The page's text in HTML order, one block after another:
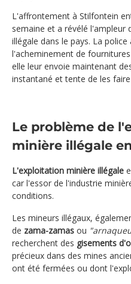
L'affrontement à Stilfontein
semaine et a révélé l'ampleur
illégale dans le pays. La
l'acheminement de
elle leur envoie maintenant
instantané et tente de les
Le problème de
minière illégale
L'exploitation minière illégale
car l'essor de l'industrie
conditions.
Les mineurs illégaux,
de zama-zamas ou
recherchent des gisements
précieux dans des mines
ont été fermées ou dont